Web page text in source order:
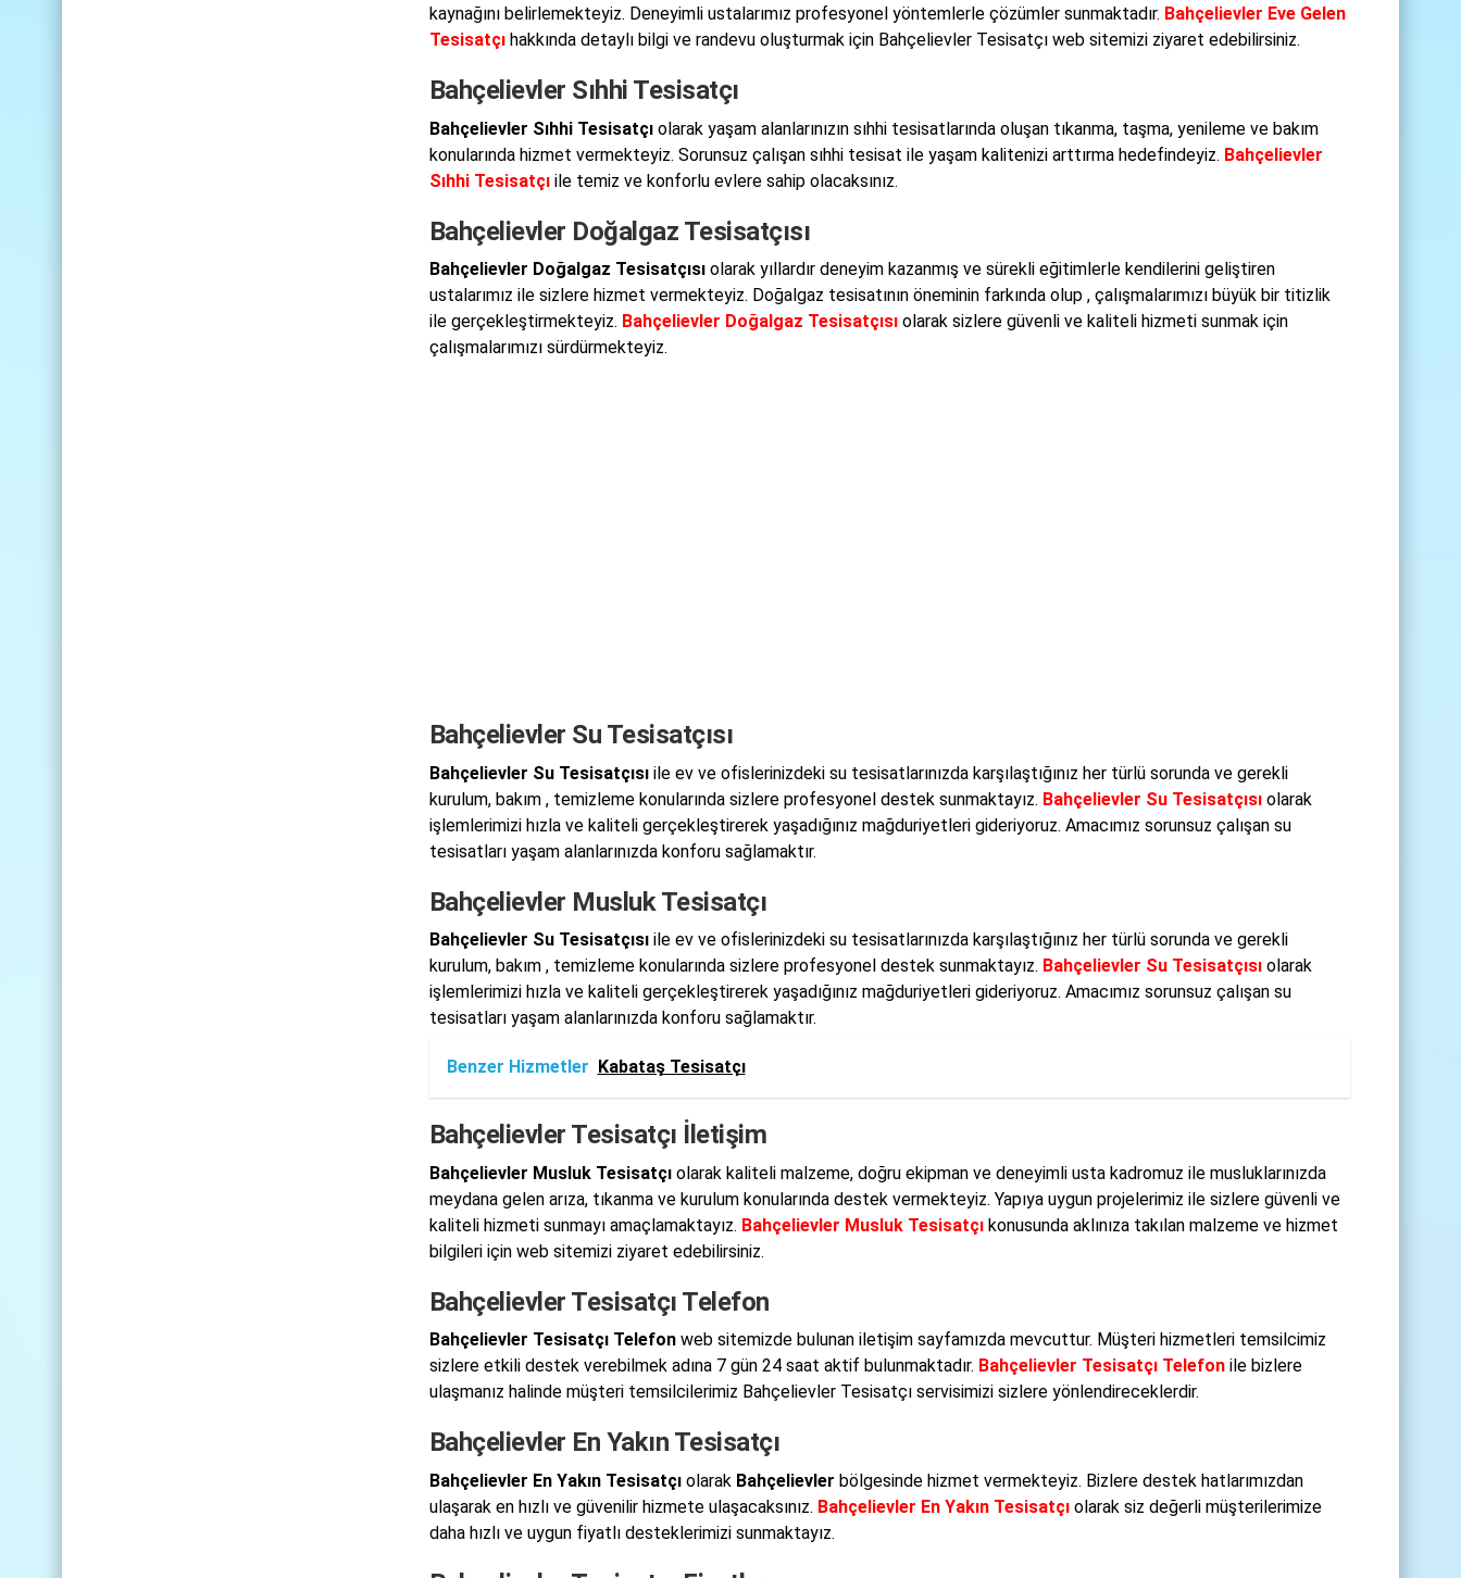
kaynağını belirlemekteyiz. Deneyimli ustalarımız profesyonel yöntemlerle çözümler sunmaktadır. Bahçelievler Eve Gelen
Tesisatçıhakkında detaylı bilgi ve randevu oluşturmak için Bahçelievler Tesisatçı web sitemizi ziyaret edebilirsiniz.
Bahçelievler Sıhhi Tesisatçı
Bahçelievler Sıhhi Tesisatçıolarak yaşam alanlarınızın sıhhi tesisatlarında oluşan tıkanma, taşma, yenileme ve bakım
konularında hizmet vermekteyiz. Sorunsuz çalışan sıhhi tesisat ile yaşam kalitenizi arttırma hedefindeyiz. Bahçelievler
Sıhhi Tesisatçıile temiz ve konforlu evlere sahip olacaksınız.
Bahçelievler Doğalgaz Tesisatçısı
Bahçelievler Doğalgaz Tesisatçısıolarak yıllardır deneyim kazanmış ve sürekli eğitimlerle kendilerini geliştiren
ustalarımız ile sizlere hizmet vermekteyiz. Doğalgaz tesisatının öneminin farkında olup , çalışmalarımızı büyük bir titizlik
ile gerçekleştirmekteyiz. Bahçelievler Doğalgaz Tesisatçısıolarak sizlere güvenli ve kaliteli hizmeti sunmak için
çalışmalarımızı sürdürmekteyiz.
Bahçelievler Su Tesisatçısı
Bahçelievler Su Tesisatçısıile ev ve ofislerinizdeki su tesisatlarınızda karşılaştığınız her türlü sorunda ve gerekli
kurulum, bakım , temizleme konularında sizlere profesyonel destek sunmaktayız. Bahçelievler Su Tesisatçısıolarak
işlemlerimizi hızla ve kaliteli gerçekleştirerek yaşadığınız mağduriyetleri gideriyoruz. Amacımız sorunsuz çalışan su
tesisatları yaşam alanlarınızda konforu sağlamaktır.
Bahçelievler Musluk Tesisatçı
Bahçelievler Su Tesisatçısıile ev ve ofislerinizdeki su tesisatlarınızda karşılaştığınız her türlü sorunda ve gerekli
kurulum, bakım , temizleme konularında sizlere profesyonel destek sunmaktayız. Bahçelievler Su Tesisatçısıolarak
işlemlerimizi hızla ve kaliteli gerçekleştirerek yaşadığınız mağduriyetleri gideriyoruz. Amacımız sorunsuz çalışan su
tesisatları yaşam alanlarınızda konforu sağlamaktır.
Benzer Hizmetler Kabataş Tesisatçı
Bahçelievler Tesisatçı İletişim
Bahçelievler Musluk Tesisatçıolarak kaliteli malzeme, doğru ekipman ve deneyimli usta kadromuz ile musluklarınızda
meydana gelen arıza, tıkanma ve kurulum konularında destek vermekteyiz. Yapıya uygun projelerimiz ile sizlere güvenli ve
kaliteli hizmeti sunmayı amaçlamaktayız. Bahçelievler Musluk Tesisatçıkonusunda aklınıza takılan malzeme ve hizmet
bilgileri için web sitemizi ziyaret edebilirsiniz.
Bahçelievler Tesisatçı Telefon
Bahçelievler Tesisatçı Telefonweb sitemizde bulunan iletişim sayfamızda mevcuttur. Müşteri hizmetleri temsilcimiz
sizlere etkili destek verebilmek adına 7 gün 24 saat aktif bulunmaktadır. Bahçelievler Tesisatçı Telefonile bizlere
ulaşmanız halinde müşteri temsilcilerimiz Bahçelievler Tesisatçı servisimizi sizlere yönlendireceklerdir.
Bahçelievler En Yakın Tesisatçı
Bahçelievler En Yakın Tesisatçıolarak Bahçelievler bölgesinde hizmet vermekteyiz. Bizlere destek hatlarımızdan
ulaşarak en hızlı ve güvenilir hizmete ulaşacaksınız. Bahçelievler En Yakın Tesisatçıolarak siz değerli müşterilerimize
daha hızlı ve uygun fiyatlı desteklerimizi sunmaktayız.